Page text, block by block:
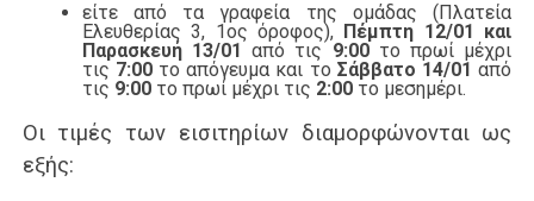
είτε από τα γραφεία της ομάδας (Πλατεία
Ελευθερίας 3, 1ος όροφος), Πέμπτη 12/01 και
Παρασκευή 13/01 από τις9:00 το πρωί μέχρι
τις 7:00το απόγευμα και το Σάββατο 14/01 από
τις 9:00το πρωί μέχρι τις 2:00το μεσημέρι.
Οι τιμές των εισιτηρίων διαμορφώνονται ως
εξής: